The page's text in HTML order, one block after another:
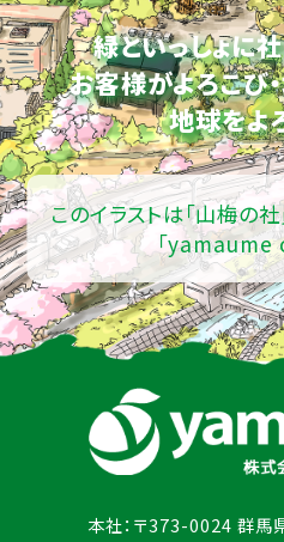
緑といっしょに
お客様がよろこび
地球をよ
このイラストは「山梅の
「yamaume
本社：〒373-0024 群馬